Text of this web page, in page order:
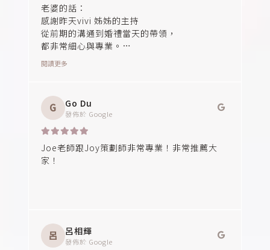
策劃師 : Sandra
主持人 : Sandra
老婆的話：
感謝昨天vivi 姊姊的主持
從前期的溝通到婚禮當天的帶領，
都非常細心與專業。
謝謝妳幫我們串起每一個重要時刻，大家都玩
的好開心😀
心享受屬於自己的幸福時光。
讓整場婚禮充滿笑聲與感動❤️
謝謝幸福故事館婚顧的妳們：
婚禮終於圓滿落幕了，真的想好好跟妳們說一
聲謝謝！
婚禮當天一切都能順利進行。
閱讀更多
G Go Du
發佈於 Google
Joe老師跟Joy策劃師非常專業！非常推薦大
家！
呂 呂相輝
發佈於 Google